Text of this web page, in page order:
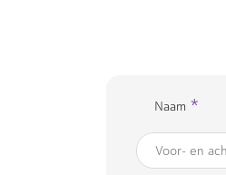
Naam *